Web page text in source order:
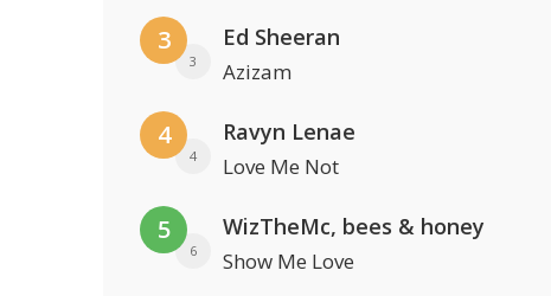
3
3
Ed Sheeran
Azizam
4
4
Ravyn Lenae
Love Me Not
5
6
WizTheMc, bees & honey
Show Me Love